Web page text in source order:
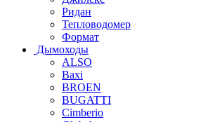
Ридан
Тепловодомер
Формат
Дымоходы
ALSO
Baxi
BROEN
BUGATTI
Cimberio